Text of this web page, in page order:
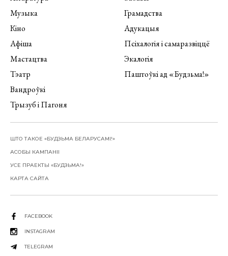
Музыка
Кіно
Афіша
Мастацтва
Тэатр
Вандроўкі
Трызуб і Пагоня
Грамадства
Адукацыя
Псіхалогія і самаразвіццё
Экалогія
Паштоўкі ад «Будзьма!»
ШТО ТАКОЕ «БУДЗЬМА БЕЛАРУСАМІ!»
АСОБЫ КАМПАНІІ
УСЕ ПРАЕКТЫ «БУДЗЬМА!»
КАРТА САЙТА
FACEBOOK
INSTAGRAM
TELEGRAM